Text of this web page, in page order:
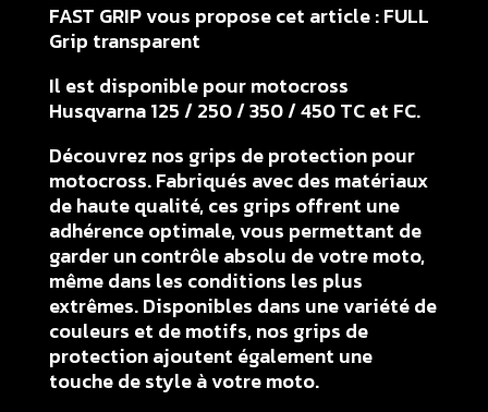
FAST GRIP vous propose cet article : FULL
Grip transparent
Il est disponible pour motocross
Husqvarna 125 / 250 / 350 / 450 TC et FC.
Découvrez nos grips de protection pour
motocross. Fabriqués avec des matériaux
de haute qualité, ces grips offrent une
adhérence optimale, vous permettant de
garder un contrôle absolu de votre moto,
même dans les conditions les plus
extrêmes. Disponibles dans une variété de
couleurs et de motifs, nos grips de
protection ajoutent également une
touche de style à votre moto.